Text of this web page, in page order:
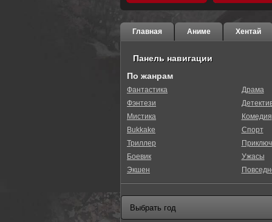
Главная Аниме Хентай
Панель навигации
По жанрам
Фантастика
Фэнтези
Мистика
Bukkake
Триллер
Боевик
Экшен
Драма
Комедия
Спорт
Ужасы